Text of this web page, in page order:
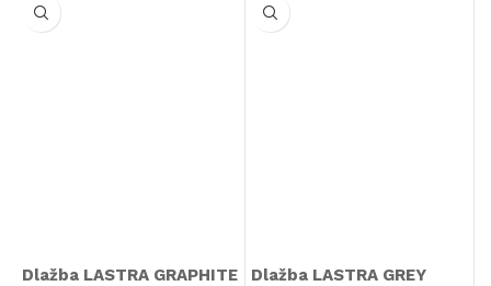
Dlažba LASTRA GRAPHITE
Dlažba LASTRA GREY